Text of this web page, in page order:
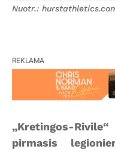
Nuotr.:
REKLAMA
„Kretingos-
pirmasis